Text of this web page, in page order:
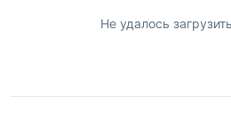
Не удалось